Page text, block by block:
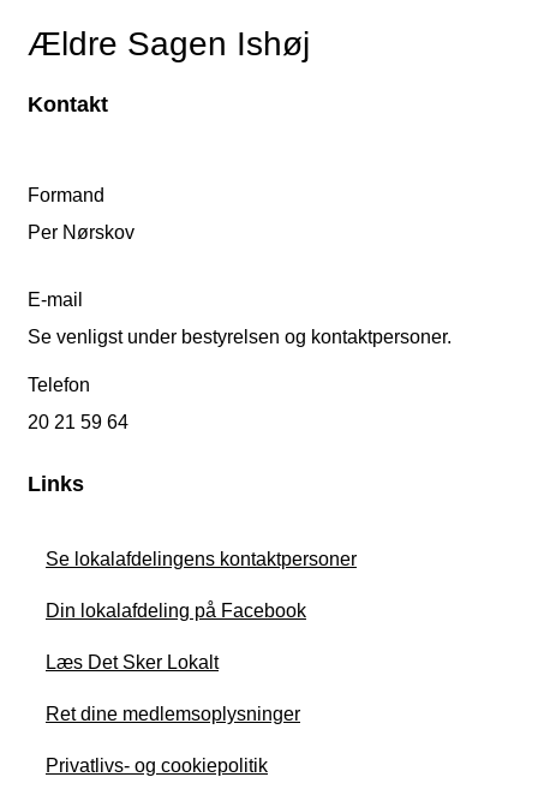
Ældre Sagen Ishøj
Kontakt
Formand
Per Nørskov
E-mail
Se venligst under bestyrelsen og kontaktpersoner.
Telefon
20 21 59 64
Links
Se lokalafdelingens kontaktpersoner
Din lokalafdeling på Facebook
Læs Det Sker Lokalt
Ret dine medlemsoplysninger
Privatlivs- og cookiepolitik